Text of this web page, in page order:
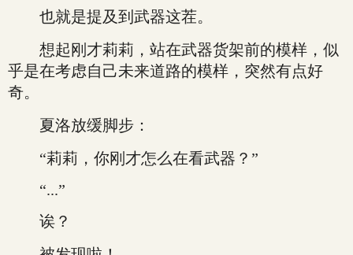
也就是提及到武器这茬。
想起刚才莉莉，站在武器货架前的模样，似
乎是在考虑自己未来道路的模样，突然有点好
奇。
夏洛放缓脚步：
“莉莉，你刚才怎么在看武器？”
“...”
诶？